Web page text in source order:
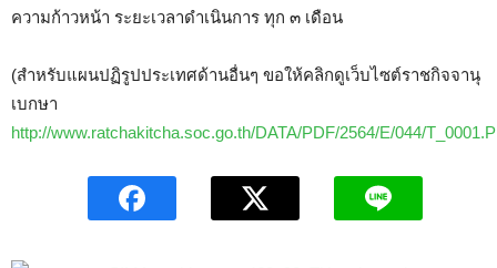
ความก้าวหน้า ระยะเวลาดำเนินการ ทุก ๓ เดือน
(สำหรับแผนปฏิรูปประเทศด้านอื่นๆ ขอให้คลิกดูเว็บไซต์ราชกิจจานุ
เบกษา
http://www.ratchakitcha.soc.go.th/DATA/PDF/2564/E/044/